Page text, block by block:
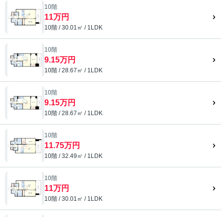
10階
11万円
10階 / 30.01㎡ / 1LDK
10階
9.15万円
10階 / 28.67㎡ / 1LDK
10階
9.15万円
10階 / 28.67㎡ / 1LDK
10階
11.75万円
10階 / 32.49㎡ / 1LDK
10階
11万円
10階 / 30.01㎡ / 1LDK